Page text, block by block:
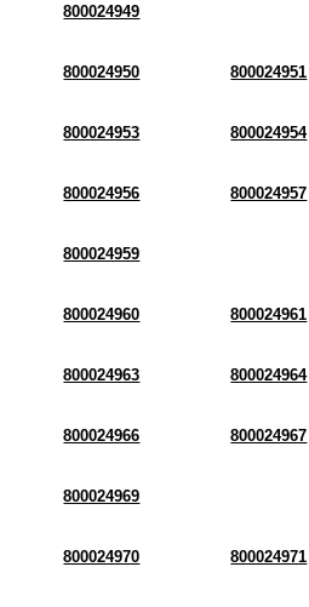
800024949
800024950 800024951
800024953 800024954
800024956 800024957
800024959
800024960 800024961
800024963 800024964
800024966 800024967
800024969
800024970 800024971